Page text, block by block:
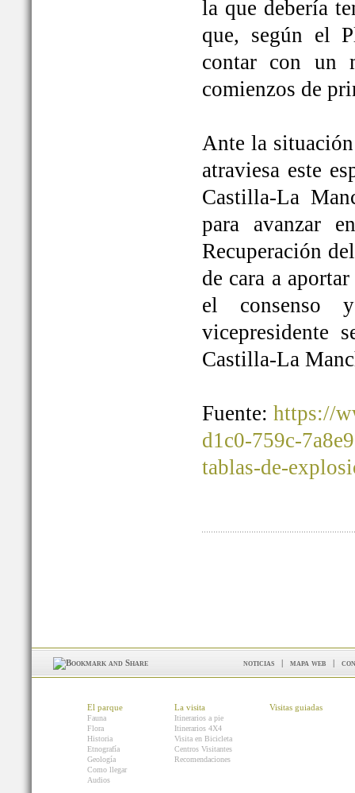
la que debería
que, según el
contar con un
comienzos de
Ante la
atraviesa este
Castilla-La
para avanzar
Recuperación
de cara a
el consenso
vicepresidente
Castilla-La
Fuente: https://
d1c0-759c-
tablas-de-
noticias | mapa web |
El parque
Fauna
Flora
Historia
Etnografía
Geología
Como llegar
Audios
La visita
Itinerarios a pie
Itinerarios 4X4
Visita en Bicicleta
Centros Visitantes
Recomendaciones
Visitas guiadas